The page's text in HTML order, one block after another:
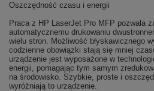
Oszczędność czasu i energii
Praca z HP LaserJet Pro MFP pozwala
automatycznemu drukowaniu
wielu stron. Możliwość błyskawicznego
codzienne obowiązki stają się mniej
urządzenie jest wyposażone w
energii, pomagając tym samym
na środowisko. Szybkie, proste i
wyróżniają to urządzenie.